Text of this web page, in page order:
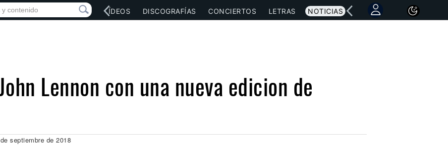
RED SOCIAL MÚSICA VÍDEOS DISCOGRAFÍAS CONCIERTOS LETRAS NOTICIAS
Lennon con una nueva edicion de
septiembre de 2018